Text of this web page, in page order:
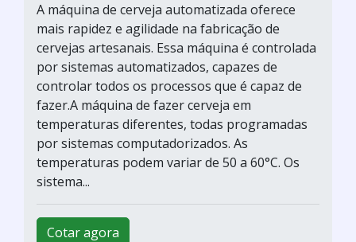
A máquina de cerveja automatizada oferece
mais rapidez e agilidade na fabricação de
cervejas artesanais. Essa máquina é controlada
por sistemas automatizados, capazes de
controlar todos os processos que é capaz de
fazer.A máquina de fazer cerveja em
temperaturas diferentes, todas programadas
por sistemas computadorizados. As
temperaturas podem variar de 50 a 60°C. Os
sistema...
Cotar agora